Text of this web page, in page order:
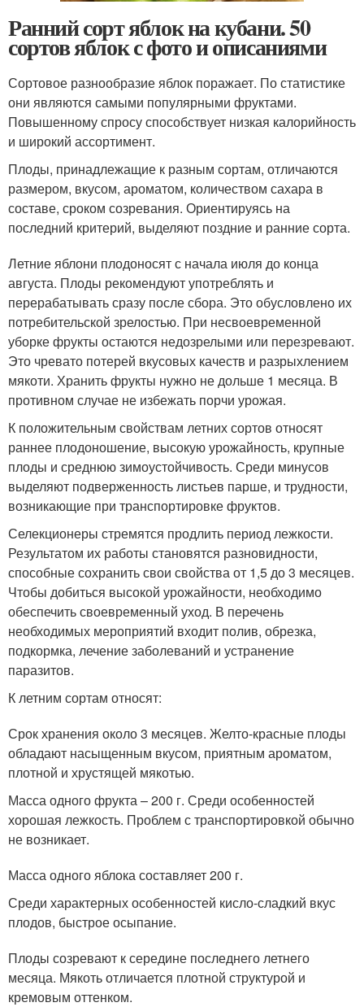
Ранний сорт яблок на кубани. 50
сортов яблок с фото и описаниями
Сортовое разнообразие яблок поражает. По статистике
они являются самыми популярными фруктами.
Повышенному спросу способствует низкая калорийность
и широкий ассортимент.
Плоды, принадлежащие к разным сортам, отличаются
размером, вкусом, ароматом, количеством сахара в
составе, сроком созревания. Ориентируясь на
последний критерий, выделяют поздние и ранние сорта.
Летние яблони плодоносят с начала июля до конца
августа. Плоды рекомендуют употреблять и
перерабатывать сразу после сбора. Это обусловлено их
потребительской зрелостью. При несвоевременной
уборке фрукты остаются недозрелыми или перезревают.
Это чревато потерей вкусовых качеств и разрыхлением
мякоти. Хранить фрукты нужно не дольше 1 месяца. В
противном случае не избежать порчи урожая.
К положительным свойствам летних сортов относят
раннее плодоношение, высокую урожайность, крупные
плоды и среднюю зимоустойчивость. Среди минусов
выделяют подверженность листьев парше, и трудности,
возникающие при транспортировке фруктов.
Селекционеры стремятся продлить период лежкости.
Результатом их работы становятся разновидности,
способные сохранить свои свойства от 1,5 до 3 месяцев.
Чтобы добиться высокой урожайности, необходимо
обеспечить своевременный уход. В перечень
необходимых мероприятий входит полив, обрезка,
подкормка, лечение заболеваний и устранение
паразитов.
К летним сортам относят:
Срок хранения около 3 месяцев. Желто-красные плоды
обладают насыщенным вкусом, приятным ароматом,
плотной и хрустящей мякотью.
Масса одного фрукта – 200 г. Среди особенностей
хорошая лежкость. Проблем с транспортировкой обычно
не возникает.
Масса одного яблока составляет 200 г.
Среди характерных особенностей кисло-сладкий вкус
плодов, быстрое осыпание.
Плоды созревают к середине последнего летнего
месяца. Мякоть отличается плотной структурой и
кремовым оттенком.